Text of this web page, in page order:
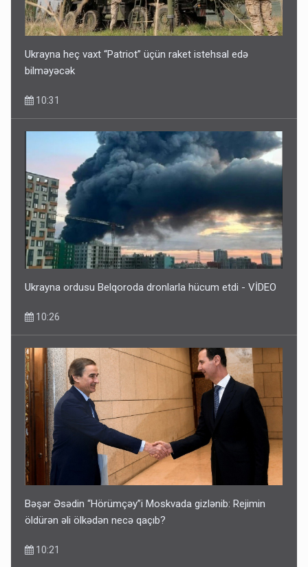
Ukrayna heç vaxt “Patriot” üçün raket istehsal edə
bilməyəcək
10:31
Ukrayna ordusu Belqoroda dronlarla hücum etdi - VİDEO
10:26
Bəşər Əsədin “Hörümçəy”i Moskvada gizlənib: Rejimin
öldürən əli ölkədən necə qaçıb?
10:21